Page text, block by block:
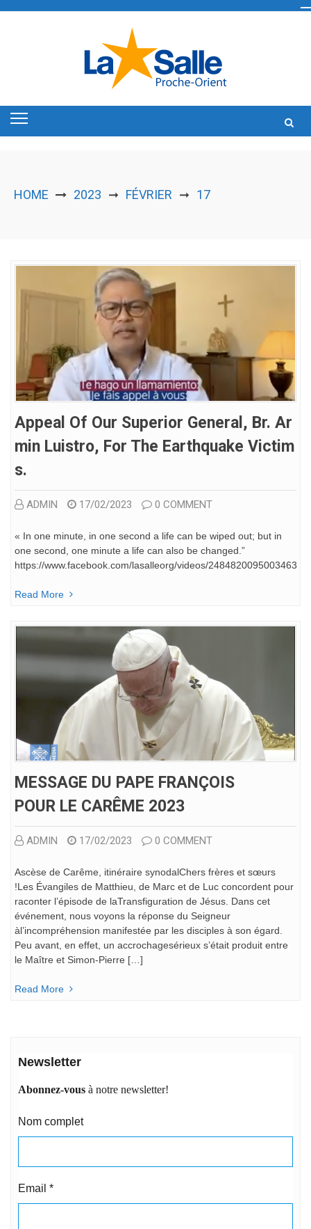
HOME 2023 ➞ FÉVRIER ➞ 17
Appeal Of Our Superior General, Br. Ar
Min Luistro, For The Earthquake Victim
S.
ADMIN 17/02/2023 0 COMMENT
« In one minute, in one second a life can be wiped out; but in
one second, one minute a life can also be changed.”
https://www.facebook.com/lasalleorg/videos/2484820095003463
Read More
MESSAGE DU PAPE FRANÇOIS
POUR LE CARÊME 2023
ADMIN 17/02/2023 0 COMMENT
Ascèse de Carême, itinéraire synodalChers frères et sœurs
!Les Évangiles de Matthieu, de Marc et de Luc concordent pour
raconter l’épisode de laTransfiguration de Jésus. Dans cet
événement, nous voyons la réponse du Seigneur
àl’incompréhension manifestée par les disciples à son égard.
Peu avant, en effet, un accrochagesérieux s’était produit entre
le Maître et Simon-Pierre […]
Read More
Newsletter
Abonnez-vous à notre newsletter!
Nom complet
Email *